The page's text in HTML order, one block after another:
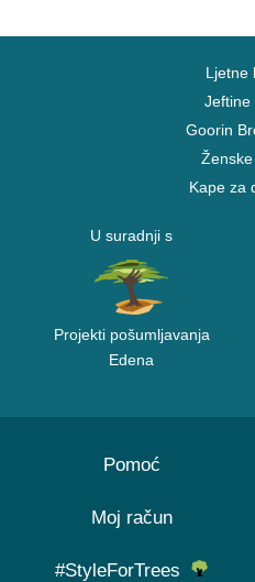
Ljetne
Jeftine
Goorin
Kape za
U suradnji s
Projekti pošumljavanja
Edena
Pomoć
Moj račun
#StyleForTrees